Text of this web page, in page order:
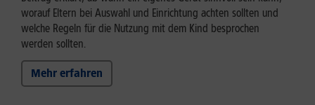
worauf Eltern bei Auswahl und Einrichtung achten sollten und
welche Regeln für die Nutzung mit dem Kind besprochen
werden sollten.
Mehr erfahren